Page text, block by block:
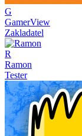
G
GamerView
Zakladatel
R
Ramon
Tester